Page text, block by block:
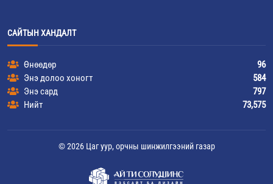
САЙТЫН ХАНДАЛТ
Өнөөдөр
96
Энэ долоо хоногт
584
Энэ сард
797
Нийт
73,575
© 2026 Цаг уур, орчны шинжилгээний газар